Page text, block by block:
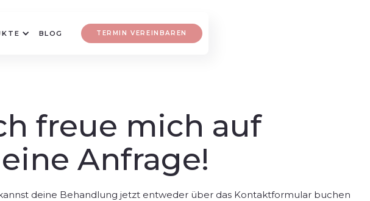
BLOG TERMIN VEREINBAREN
freue mich auf
Anfrage!
deine Behandlung jetzt entweder über das Kontaktformular buchen